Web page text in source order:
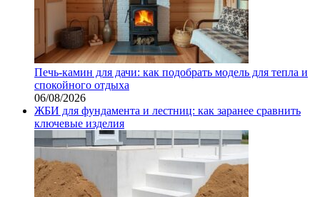
Печь-камин для дачи: как подобрать модель для тепла и
спокойного отдыха
06/08/2026
ЖБИ для фундамента и лестниц: как заранее сравнить
ключевые изделия